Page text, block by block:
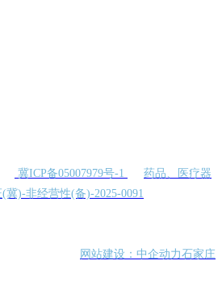
冀ICP备05007979号-1
药品、医疗器
)-非经营性(备)-2025-0091
网站建设：中企动力石家庄